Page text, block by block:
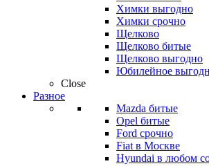
Химки выгодно
Химки срочно
Щелково
Щелково битые
Щелково выгодно
Юбилейное
Close
Разное
Mazda битые
Opel битые
Ford срочно
Fiat в Москве
Hyundai в любом